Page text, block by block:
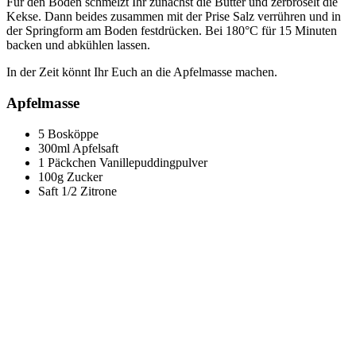
Kekse. Dann beides zusammen mit der Prise Salz verrühren und in
der Springform am Boden festdrücken. Bei 180°C für 15 Minuten
backen und abkühlen lassen.
In der Zeit könnt Ihr Euch an die Apfelmasse machen.
Apfelmasse
5 Bosköppe
300ml Apfelsaft
1 Päckchen Vanillepuddingpulver
100g Zucker
Saft 1/2 Zitrone